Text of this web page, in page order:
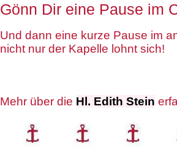
Gönn Dir eine Pause im
Und dann eine kurze Pause im
nicht nur der Kapelle lohnt sich!
Mehr über die Hl. Edith Stein